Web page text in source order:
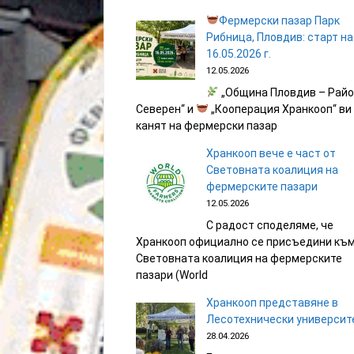
Фермерски пазар Парк
Рибница, Пловдив: старт на
16.05.2026 г.
12.05.2026
„Община Пловдив –
Северен“ и
„Кооперация Хранкооп“ ви
канят на фермерски пазар
Хранкооп вече е част от
Световната коалиция на
фермерските пазари
12.05.2026
С радост споделяме, че
Хранкооп официално се присъедини към
Световната коалиция на фермерските
пазари (World
Хранкооп представяне в
Лесотехнически
28.04.2026